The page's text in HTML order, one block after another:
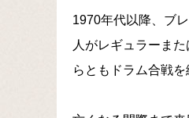
1970年代以降、ブ
人がレギュラーま
らともドラム合戦を